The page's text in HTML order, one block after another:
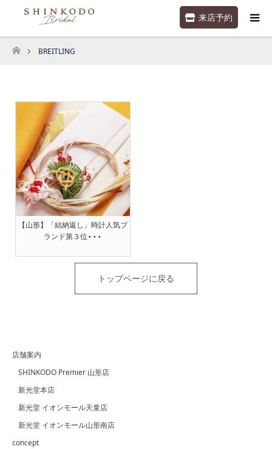
来店予約
ホーム
BREITLING
【山形】「結納返し」時計人気ブ
ランド第３位⋆⋆⋆
トップページに戻る
店舗案内
SHINKODO Premier 山形店
新光堂本店
新光堂 イオンモール天童店
新光堂 イオンモール山形南店
concept